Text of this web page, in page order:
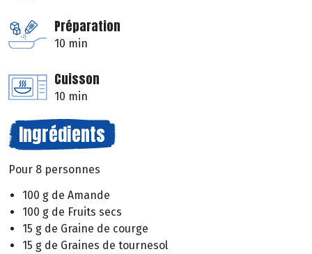
Préparation
10 min
Cuisson
10 min
Ingrédients
Pour 8 personnes
100 g de Amande
100 g de Fruits secs
15 g de Graine de courge
15 g de Graines de tournesol